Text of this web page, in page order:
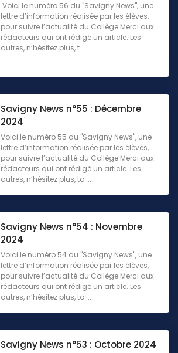
Voici le numéro 56 du "Savigny News", une
lettre d’information réalisée par les élèves,
pour suivre l’actualité du Collège.Merci aux
rédacteurs qui ont rédigé un article. Les
autres, n’hésitez plus, t ...
Savigny News n°55 : Décembre
2024
Voici le numéro 55 du "Savigny News", une
lettre d’information réalisée par les élèves,
pour suivre l’actualité du Collège.Merci aux
rédacteurs qui ont rédigé un article. Les
autres, n’hésitez plus, to ...
Savigny News n°54 : Novembre
2024
Voici le numéro 54 du "Savigny News", une
lettre d’information réalisée par les élèves,
pour suivre l’actualité du Collège.Merci aux
rédacteurs qui ont rédigé un article. Les
autres, n’hésitez plus, to ...
Savigny News n°53 : Octobre 2024